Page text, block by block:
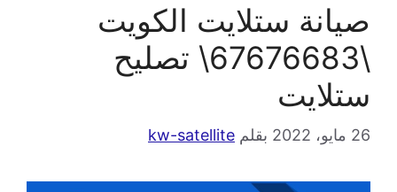
صيانة ستلايت الكويت
\67676683\ تصليح
ستلايت
26 مايو، 2022 بقلم kw-satellite